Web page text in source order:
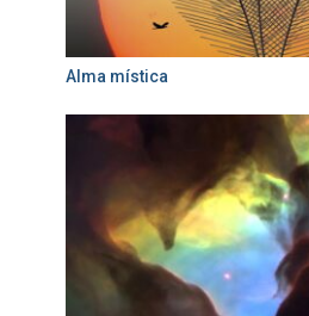
Alma mística